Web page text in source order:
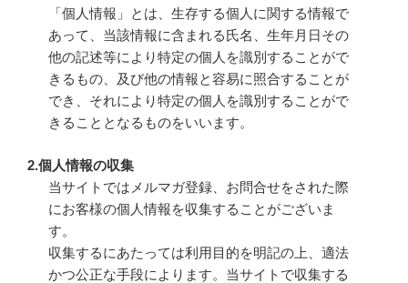
「個人情報」とは、生存する個人に関する情報で
あって、当該情報に含まれる氏名、生年月日その
他の記述等により特定の個人を識別することがで
きるもの、及び他の情報と容易に照合することが
でき、それにより特定の個人を識別することがで
きることとなるものをいいます。
2.個人情報の収集
当サイトではメルマガ登録、お問合せをされた際
にお客様の個人情報を収集することがございま
す。
収集するにあたっては利用目的を明記の上、適法
かつ公正な手段によります。当サイトで収集する